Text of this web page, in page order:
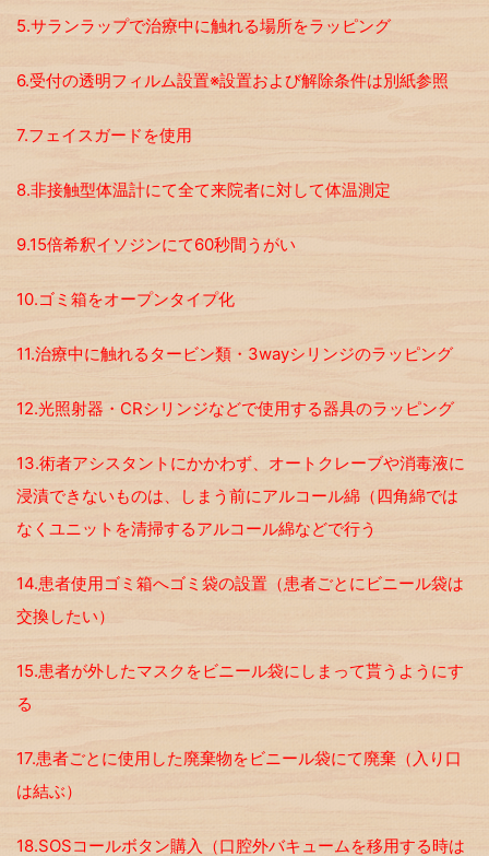
5.サランラップで治療中に触れる場所をラッピング
6.受付の透明フィルム設置※設置および解除条件は別紙参照
7.フェイスガードを使用
8.非接触型体温計にて全て来院者に対して体温測定
9.15倍希釈イソジンにて60秒間うがい
10.ゴミ箱をオープンタイプ化
11.治療中に触れるタービン類・3wayシリンジのラッピング
12.光照射器・CRシリンジなどで使用する器具のラッピング
13.術者アシスタントにかかわず、オートクレーブや消毒液に
浸漬できないものは、しまう前にアルコール綿（四角綿では
なくユニットを清掃するアルコール綿などで行う
14.患者使用ゴミ箱へゴミ袋の設置（患者ごとにビニール袋は
交換したい）
15.患者が外したマスクをビニール袋にしまって貰うようにす
る
17.患者ごとに使用した廃棄物をビニール袋にて廃棄（入り口
は結ぶ）
18.SOSコールボタン購入（口腔外バキュームを移用する時は